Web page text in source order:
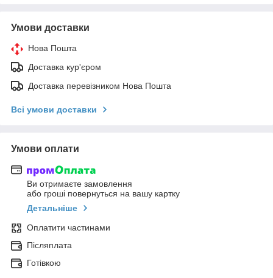
Умови доставки
Нова Пошта
Доставка кур'єром
Доставка перевізником Нова Пошта
Всі умови доставки
Умови оплати
Ви отримаєте замовлення
або гроші повернуться на вашу картку
Детальніше
Оплатити частинами
Післяплата
Готівкою